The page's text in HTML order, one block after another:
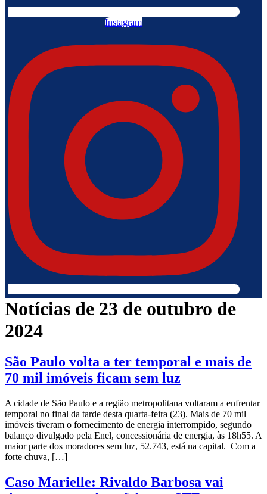
Instagram
Notícias de 23 de outubro de
2024
São Paulo volta a ter temporal e mais de
70 mil imóveis ficam sem luz
A cidade de São Paulo e a região metropolitana voltaram a enfrentar
temporal no final da tarde desta quarta-feira (23). Mais de 70 mil
imóveis tiveram o fornecimento de energia interrompido, segundo
balanço divulgado pela Enel, concessionária de energia, às 18h55. A
maior parte dos moradores sem luz, 52.743, está na capital. Com a
forte chuva, […]
Caso Marielle: Rivaldo Barbosa vai